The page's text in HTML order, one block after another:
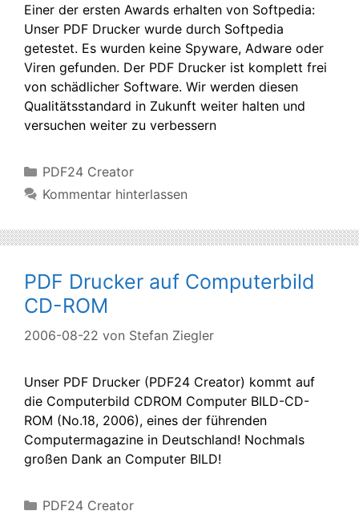
Einer der ersten Awards erhalten von Softpedia:
Unser PDF Drucker wurde durch Softpedia
getestet. Es wurden keine Spyware, Adware oder
Viren gefunden. Der PDF Drucker ist komplett frei
von schädlicher Software. Wir werden diesen
Qualitätsstandard in Zukunft weiter halten und
versuchen weiter zu verbessern
Kategorien
PDF24 Creator
Kommentar hinterlassen
PDF Drucker auf Computerbild
CD-ROM
2006-08-22 von Stefan Ziegler
Unser PDF Drucker (PDF24 Creator) kommt auf
die Computerbild CDROM Computer BILD-CD-
ROM (No.18, 2006), eines der führenden
Computermagazine in Deutschland! Nochmals
großen Dank an Computer BILD!
Kategorien
PDF24 Creator